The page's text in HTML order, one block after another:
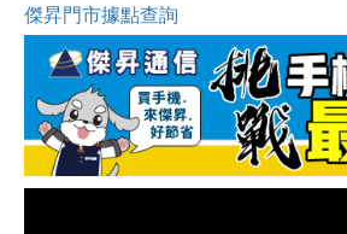
傑昇門市據點查詢